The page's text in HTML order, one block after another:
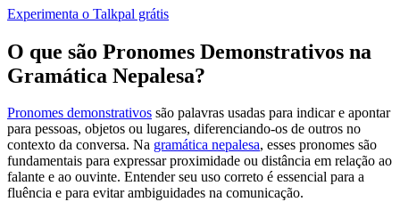
Experimenta o Talkpal grátis
O que são Pronomes Demonstrativos na
Gramática Nepalesa?
Pronomes demonstrativos são palavras usadas para indicar e apontar
para pessoas, objetos ou lugares, diferenciando-os de outros no
contexto da conversa. Na gramática nepalesa, esses pronomes são
fundamentais para expressar proximidade ou distância em relação ao
falante e ao ouvinte. Entender seu uso correto é essencial para a
fluência e para evitar ambiguidades na comunicação.